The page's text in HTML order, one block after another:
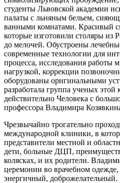
студенты Львовской академии
палаты с льняным бельем,
ванными комнатами. Красивый
которые изготовили столяры
до мелочей. Обустроены
современные технологии для
процесса, исследования работы
нагрузкой, коррекции
оборудованы оригинальными
разработала группа ученых
действительно Человека с
профессора Владимира
Чрезвычайно трогательно
международной клиники, в
представители местной и
дети, больные ДЦП,
колясках, и их родители.
церемонии во врачебном одежде,
энергичный, доброжелательный.